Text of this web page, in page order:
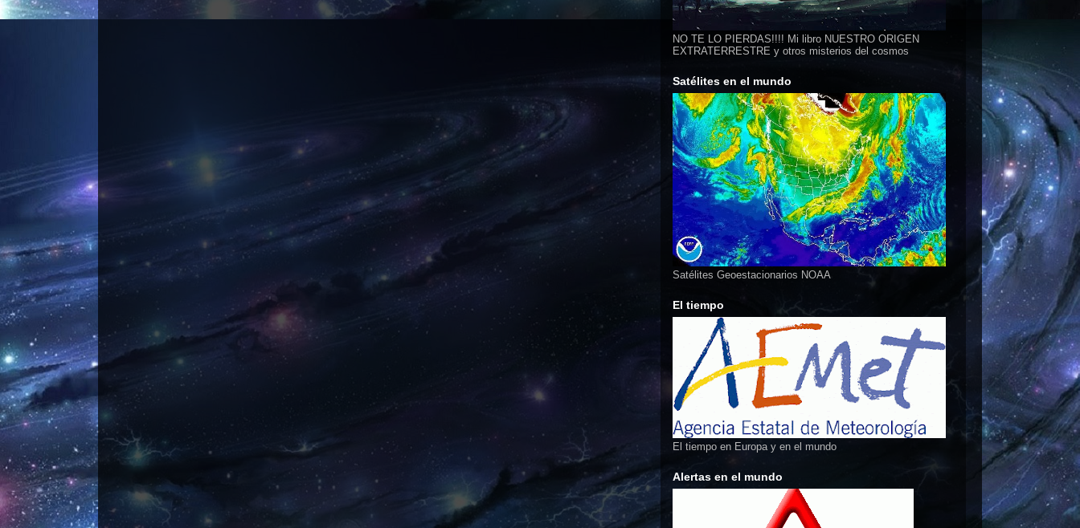
NO TE LO PIERDAS!!!! Mi libro NUESTRO ORIGEN
EXTRATERRESTRE y otros misterios del cosmos
Satélites en el mundo
Satélites Geoestacionarios NOAA
El tiempo
El tiempo en Europa y en el mundo
Alertas en el mundo